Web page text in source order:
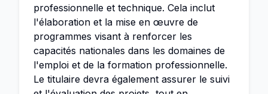
professionnelle et technique. Cela inclut
l'élaboration et la mise en œuvre de
programmes visant à renforcer les
capacités nationales dans les domaines de
l'emploi et de la formation professionnelle.
Le titulaire devra également assurer le suivi